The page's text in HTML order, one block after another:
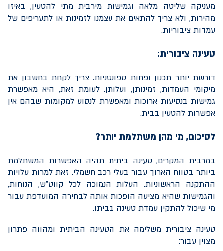
מעניקה שליטה מלאה וגמישות מירבית מתי להטעין, באיזו
מהירות, ולא צריך להתאים את עצמנו לזמינות או לתעריפים של
עמדות ציבוריות.
טעינה ציבורית:
דורשת יותר תכנון ופחות ספונטניות. צריך לקחת בחשבון את
מיקומי העמדות, זמינותן, ועלותן. לעומת זאת, היא מאפשרת
גמישות בנסיעות ארוכות ומאפשרת לנסוע למקומות שבהם אין
אפשרות להטעין בבית.
לסיכום, מי מהן משתלמת יותר?
במרבית המקרים, טעינה ביתית תהיה האפשרות המשתלמת
ביותר בטווח הארוך עבור בעלי רכב חשמלי. זאת למרות עלויות
ההתקנה הראשוניות. העלות הנמוכה לכל קווט"ש, הנוחות,
והגמישות שהיא מציעה הופכות אותה לבחירה המועדפת עבור
מי שיכול להתקין עמדת טעינה בביתו.
טעינה ציבורית משלימה את הטעינה הביתית ומהווה פתרון
מצוין עבור: